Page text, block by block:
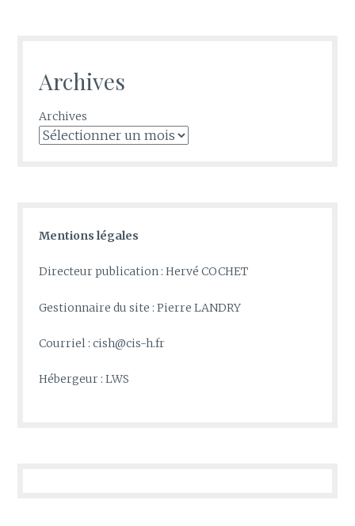
Archives
Archives
Mentions légales
Directeur publication : Hervé COCHET
Gestionnaire du site : Pierre LANDRY
Courriel : cish@cis-h.fr
Hébergeur : LWS